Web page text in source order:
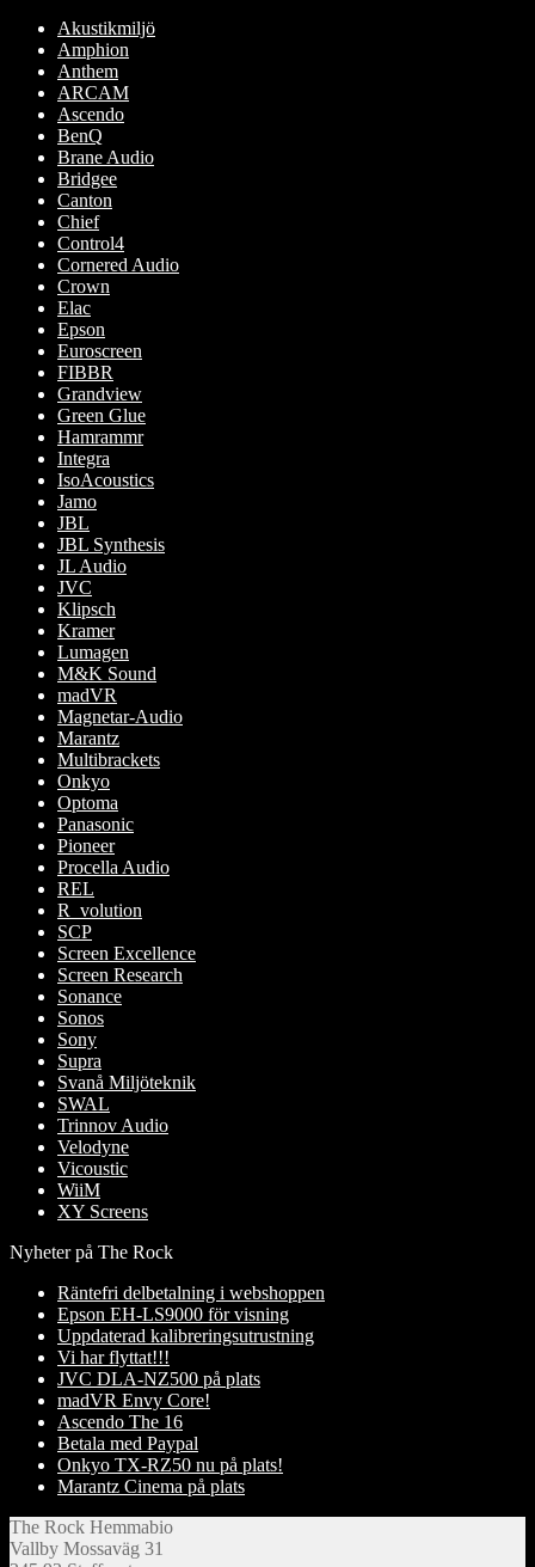
Akustikmiljö
Amphion
Anthem
ARCAM
Ascendo
BenQ
Brane Audio
Bridgee
Canton
Chief
Control4
Cornered Audio
Crown
Elac
Epson
Euroscreen
FIBBR
Grandview
Green Glue
Hamrammr
Integra
IsoAcoustics
Jamo
JBL
JBL Synthesis
JL Audio
JVC
Klipsch
Kramer
Lumagen
M&K Sound
madVR
Magnetar-Audio
Marantz
Multibrackets
Onkyo
Optoma
Panasonic
Pioneer
Procella Audio
REL
R_volution
SCP
Screen Excellence
Screen Research
Sonance
Sonos
Sony
Supra
Svanå Miljöteknik
SWAL
Trinnov Audio
Velodyne
Vicoustic
WiiM
XY Screens
Nyheter på The Rock
Räntefri delbetalning i webshoppen
Epson EH-LS9000 för visning
Uppdaterad kalibreringsutrustning
Vi har flyttat!!!
JVC DLA-NZ500 på plats
madVR Envy Core!
Ascendo The 16
Betala med Paypal
Onkyo TX-RZ50 nu på plats!
Marantz Cinema på plats
The Rock Hemmabio
Vallby Mossaväg 31